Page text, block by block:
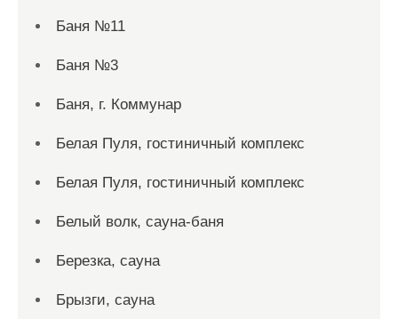
Баня №11
Баня №3
Баня, г. Коммунар
Белая Пуля, гостиничный комплекс
Белая Пуля, гостиничный комплекс
Белый волк, сауна-баня
Березка, сауна
Брызги, сауна